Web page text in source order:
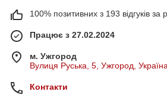
100% позитивних з 193 відгуків за
Працює з 27.02.2024
м. Ужгород
Вулиця Руська, 5, Ужгород, Україна
Контакти